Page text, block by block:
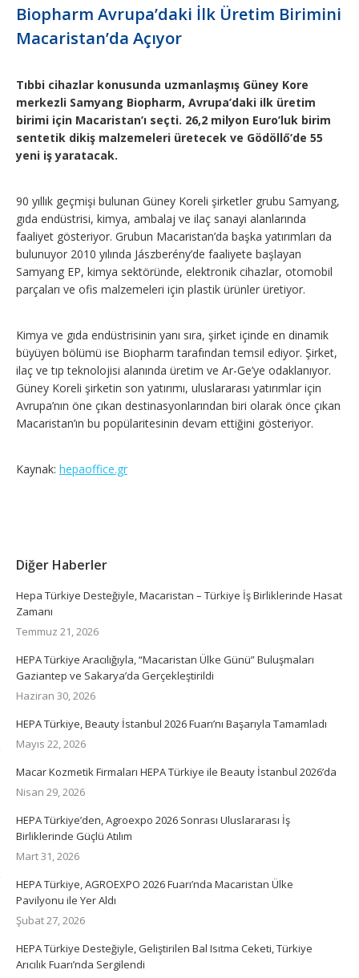
Biopharm Avrupa’daki İlk Üretim Birimini
Macaristan’da Açıyor
Tıbbi cihazlar konusunda uzmanlaşmış Güney Kore
merkezli Samyang Biopharm, Avrupa’daki ilk üretim
birimi için Macaristan’ı seçti. 26,2 milyon Euro’luk birim
sentetik dikiş malzemeleri üretecek ve Gödöllő’de 55
yeni iş yaratacak.
90 yıllık geçmişi bulunan Güney Koreli şirketler grubu Samyang,
gıda endüstrisi, kimya, ambalaj ve ilaç sanayi alanlarında
faaliyet gösteriyor. Grubun Macaristan’da başka yatırımları da
bulunuyor 2010 yılında Jászberény’de faaliyete başlayan
Samyang EP, kimya sektöründe, elektronik cihazlar, otomobil
parçaları ve ofis malzemeleri için plastik ürünler üretiyor.
Kimya ve gıda endüstrisinin yanı sıra, şirket içinde en dinamik
büyüyen bölümü ise Biopharm tarafından temsil ediyor. Şirket,
ilaç ve tıp teknolojisi alanında üretim ve Ar-Ge’ye odaklanıyor.
Güney Koreli şirketin son yatırımı, uluslararası yatırımlar için
Avrupa’nın öne çıkan destinasyonlarından biri olarak önce çıkan
Macaristan’ın bu popülaritesinin devam ettiğini gösteriyor.
Kaynak: hepaoffice.gr
Diğer Haberler
Hepa Türkiye Desteğiyle, Macaristan – Türkiye İş Birliklerinde Hasat
Zamanı
Temmuz 21, 2026
HEPA Türkiye Aracılığıyla, “Macaristan Ülke Günü” Buluşmaları
Gaziantep ve Sakarya’da Gerçekleştirildi
Haziran 30, 2026
HEPA Türkiye, Beauty İstanbul 2026 Fuarı’nı Başarıyla Tamamladı
Mayıs 22, 2026
Macar Kozmetik Firmaları HEPA Türkiye ile Beauty İstanbul 2026’da
Nisan 29, 2026
HEPA Türkiye’den, Agroexpo 2026 Sonrası Uluslararası İş
Birliklerinde Güçlü Atılım
Mart 31, 2026
HEPA Türkiye, AGROEXPO 2026 Fuarı’nda Macaristan Ülke
Pavilyonu ile Yer Aldı
Şubat 27, 2026
HEPA Türkiye Desteğiyle, Geliştirilen Bal Isıtma Ceketi, Türkiye
Arıcılık Fuarı’nda Sergilendi